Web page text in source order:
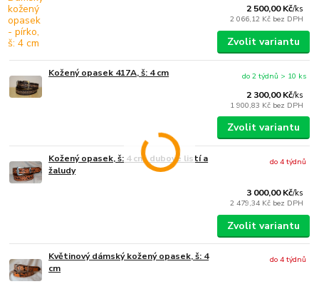
2 500,00 Kč/ks
2 066,12 Kč bez DPH
Zvolit variantu
Kožený opasek 417A, š: 4 cm
2 300,00 Kč/ks
1 900,83 Kč bez DPH
do 2 týdnů > 10 ks
Zvolit variantu
Kožený opasek, š: 4 cm, dubové listí a
žaludy
3 000,00 Kč/ks
2 479,34 Kč bez DPH
do 4 týdnů
Zvolit variantu
Květinový dámský kožený opasek, š: 4
cm
do 4 týdnů